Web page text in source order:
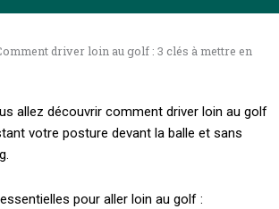
driver loin au golf : 3 clés à mettre en
allez découvrir comment driver loin au golf
votre posture devant la balle et sans
pour aller loin au golf :